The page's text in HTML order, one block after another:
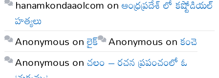
hanamkondaaolcom onఆంధ్రప్రదేశ్ లో కష్టోడియల్
హత్యలు
Anonymous onలైక్ Anonymous onకంచె
Anonymous onచలం – రచన ప్రపంచంలో ఓ